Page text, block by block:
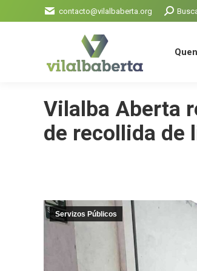
contacto@vilalbaberta.org Search:
Vilalba Aberta
de recollida de
Servizos Públicos